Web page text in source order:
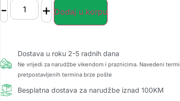
- + Dodaj u korpu
Dostava u roku 2-5 radnih dana
Ne vrijedi za narudžbe vikendom i praznicima. Navedeni
pretpostavljenih termina brze pošte
Besplatna dostava za narudžbe iznad 100KM